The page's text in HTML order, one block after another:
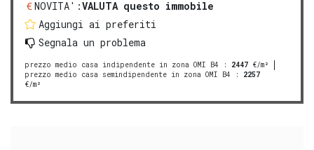
NOVITA':VALUTA questo immobile
Aggiungi ai preferiti
Segnala un problema
prezzo medio casa indipendente in zona OMI B4 : 2447 €/m²
prezzo medio casa semindipendente in zona OMI B4 : 2257
€/m²